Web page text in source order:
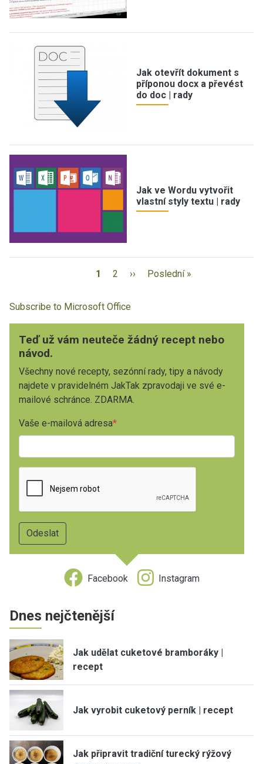
Jak otevřít dokument s
příponou docx a převést
do doc | rady
Jak ve Wordu vytvořit
vlastní styly textu | rady
1 2 ›› Poslední »
Subscribe to Microsoft Office
Teď už vám neuteče žádný recept nebo
návod.
Všechny nové recepty, sezónní rady, tipy a návody
najdete v pravidelném JakTak zpravodaji ve své e-
mailové schránce. ZDARMA.
Vaše e-mailová adresa
Facebook Instagram
Dnes nejčtenější
Jak udělat cuketové bramboráky |
recept
Jak vyrobit cuketový perník | recept
Jak připravit tradiční turecký rýžový